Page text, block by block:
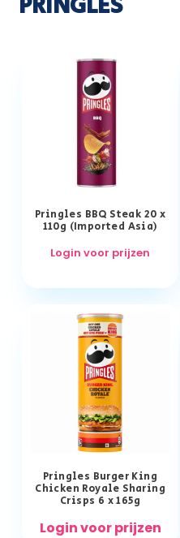
Pringles BBQ Steak 20 x
110g (Imported Asia)
Login voor prijzen
Pringles Burger King
Chicken Royale Sharing
Crisps 6 x 165g
Login voor prijzen